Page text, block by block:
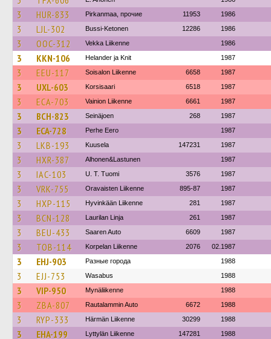
3 HUR-833 Pirkanmaa, прочие 11953 1986
3 LJL-302 Bussi-Ketonen 12286 1986
3 OOC-312 Vekka Liikenne 1986
3 KKN-106 Helander ja Knit 1987
3 EEU-117 Soisalon Liikenne 6658 1987
3 UXL-603 Korsisaari 6518 1987
3 ECA-703 Vainion Liikenne 6661 1987
3 BCH-823 Seinäjoen 268 1987
3 ECA-728 Perhe Eero 1987
3 LKB-193 Kuusela 147231 1987
3 HXR-387 Alhonen&Lastunen 1987
3 IAC-103 U. T. Tuomi 3576 1987
3 VRK-755 Oravaisten Liikenne 895-87 1987
3 HXP-115 Hyvinkään Liikenne 281 1987
3 BCN-128 Laurilan Linja 261 1987
3 BEU-433 Saaren Auto 6609 1987
3 TOB-114 Korpelan Liikenne 2076 02.1987
3 EHJ-903 Разные города 1988
3 EJJ-753 Wasabus 1988
3 VIP-950 Mynäliikenne 1988
3 ZBA-807 Rautalammin Auto 6672 1988
3 RYP-333 Härmän Liikenne 30299 1988
3 EHA-199 Lyttylän Liikenne 147281 1988